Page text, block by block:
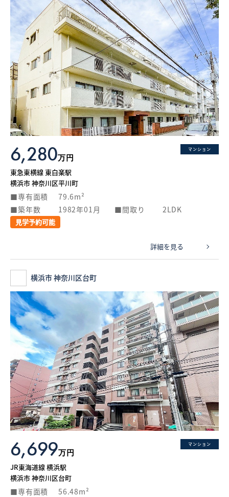
マンション
6,280万円
東急東横線 東白楽駅
横浜市 神奈川区平川町
専有面積
79.6m²
築年数
1982年01月 間取り 2LDK
見学予約可能
詳細を見る
横浜市 神奈川区台町
マンション
6,699万円
JR東海道線 横浜駅
横浜市 神奈川区台町
専有面積
56.48m²